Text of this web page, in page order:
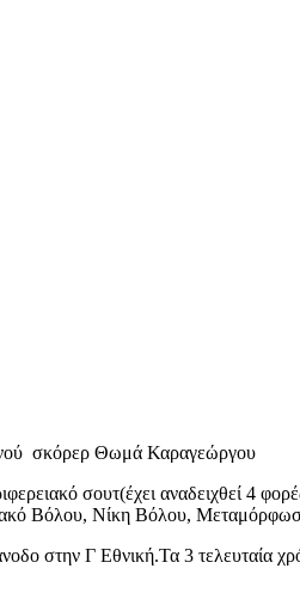
σκόρερ Θωμά Καραγεώργου
σουτ(έχει αναδειχθεί 4
Βόλου, Νίκη Βόλου,
στην Γ Εθνική.Τα 3 τελευταία